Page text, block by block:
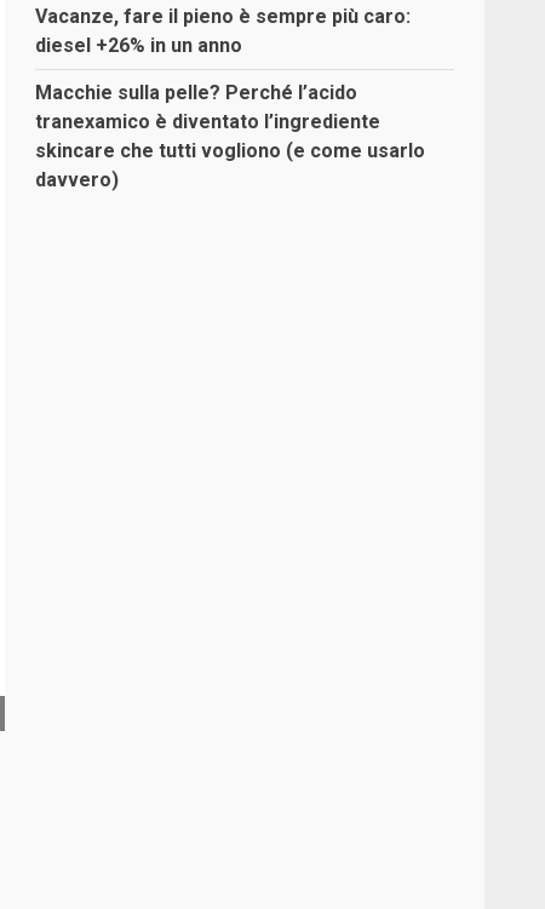
Vacanze, fare il pieno è sempre più caro:
diesel +26% in un anno
Macchie sulla pelle? Perché l’acido
tranexamico è diventato l’ingrediente
skincare che tutti vogliono (e come usarlo
davvero)